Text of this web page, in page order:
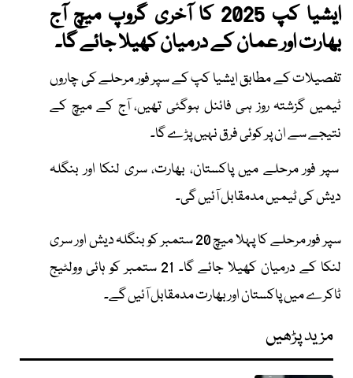
ایشیا کپ 2025 کا آخری گروپ میچ آج
بھارت اور عمان کے درمیان کھیلا جائے گا۔
تفصیلات کے مطابق ایشیا کپ کے سپر فور مرحلے کی چاروں
ٹیمیں گزشتہ روز ہی فائنل ہوگئی تھیں، آج کے میچ کے
نتیجے سے ان پر کوئی فرق نہیں پڑے گا۔
سپر فور مرحلے میں پاکستان، بھارت، سری لنکا اور بنگلہ
دیش کی ٹیمیں مدمقابل آئیں گی۔
سپر فور مرحلے کا پہلا میچ 20 ستمبر کو بنگلہ دیش اور سری
لنکا کے درمیان کھیلا جائے گا۔ 21 ستمبر کو ہائی وولٹیج
ٹاکرے میں پاکستان اور بھارت مدمقابل آئیں گے۔
مزید پڑھیں